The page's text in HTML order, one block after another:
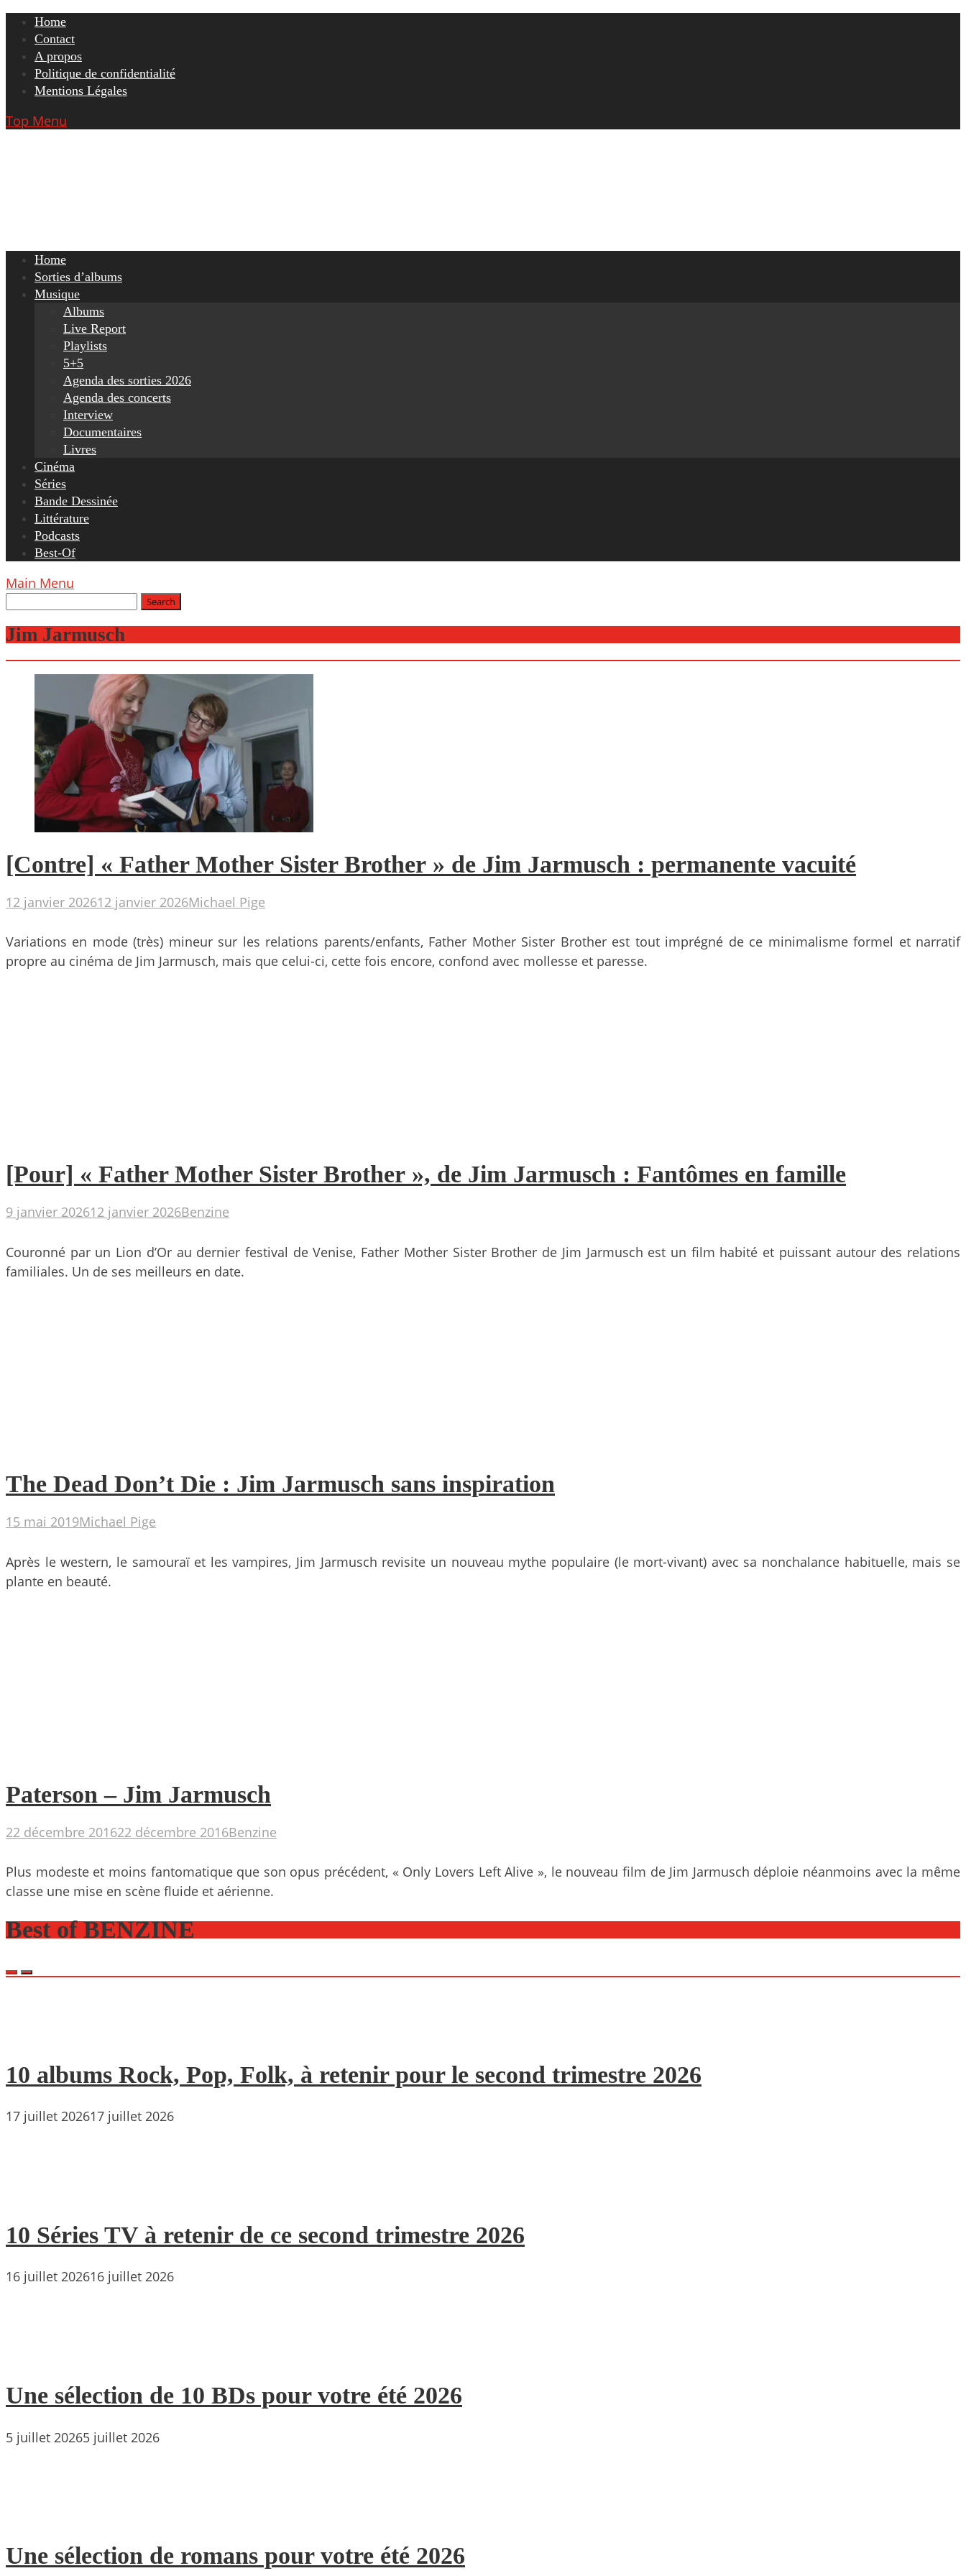
Skip
content
Home
Contact
A propos
Politique de confidentialité
Mentions Légales
Top Menu
Home
Sorties d’albums
Musique
Albums
Live Report
Playlists
5+5
Agenda des sorties 2026
Agenda des concerts
Interview
Documentaires
Livres
Cinéma
Séries
Bande Dessinée
Littérature
Podcasts
Best-Of
Main Menu
Jim Jarmusch
[Contre] « Father Mother Sister Brother » de Jim Jarmusch : permanente vacuité
12 janvier 202612 janvier 2026Michael Pige
Variations en mode (très) mineur sur les relations parents/enfants, Father Mother Sister Brother est tout imprégné de ce minimalisme formel et narratif
propre au cinéma de Jim Jarmusch, mais que celui-ci, cette fois encore, confond avec mollesse et paresse.
[Pour] « Father Mother Sister Brother », de Jim Jarmusch : Fantômes en famille
9 janvier 202612 janvier 2026Benzine
Couronné par un Lion d’Or au dernier festival de Venise, Father Mother Sister Brother de Jim Jarmusch est un film habité et puissant autour des relations
familiales. Un de ses meilleurs en date.
The Dead Don’t Die : Jim Jarmusch sans inspiration
15 mai 2019Michael Pige
Après le western, le samouraï et les vampires, Jim Jarmusch revisite un nouveau mythe populaire (le mort-vivant) avec sa nonchalance habituelle, mais se
plante en beauté.
Paterson – Jim Jarmusch
22 décembre 201622 décembre 2016Benzine
Plus modeste et moins fantomatique que son opus précédent, « Only Lovers Left Alive », le nouveau film de Jim Jarmusch déploie néanmoins avec la même
classe une mise en scène fluide et aérienne.
Best of BENZINE
10 albums Rock, Pop, Folk, à retenir pour le second trimestre 2026
17 juillet 202617 juillet 2026
10 Séries TV à retenir de ce second trimestre 2026
16 juillet 202616 juillet 2026
Une sélection de 10 BDs pour votre été 2026
5 juillet 20265 juillet 2026
Une sélection de romans pour votre été 2026